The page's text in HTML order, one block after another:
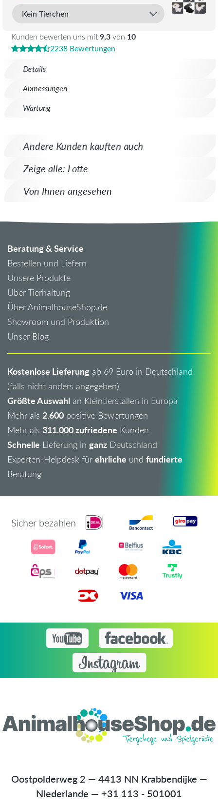
Details
Abmessungen
Wartung
Kunden bewerten uns mit9,3von 10
2238 Bewertungen
Andere Kunden kauften auch
Zeige alle: Lotte
Von Ihnen angesehen
Beratung & Service
Bestellen und Liefern
Unsere Produkte
Über Tierhaltung
Über AnimalhouseShop.de
Showroom und Produktion
Unser Blog
Kostenlose Lieferung ab 69 Euro in Deutschland
(falls nicht anders angegeben)
Größte Auswahl an Kleintierställen in Europa
Mehr als 2.600 positive Bewertungen
Mehr als 311.000 zufriedene Kunden
Schnelle Lieferung in ganz Deutschland
Experten-Helpdesk für ehrliche und fundierte
Beratung
Sicher bezahlen
Oostpolderweg 2 — 4413 NN Krabbendijke —
Niederlande — +31 113 - 501001